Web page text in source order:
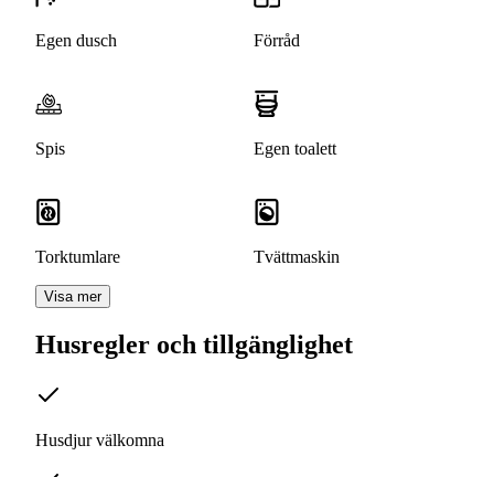
Egen dusch Förråd
Spis Egen toalett
Torktumlare Tvättmaskin
Visa mer
Husregler och tillgänglighet
Husdjur välkomna